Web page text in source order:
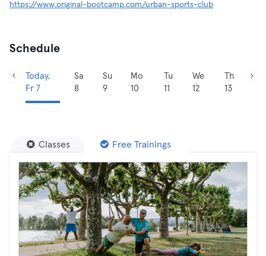
https://www.original-bootcamp.com/urban-sports-club
Schedule
Today,
Fr 7
Sa
8
Su
9
Mo
10
Tu
11
We
12
Th
13
Classes Free Trainings